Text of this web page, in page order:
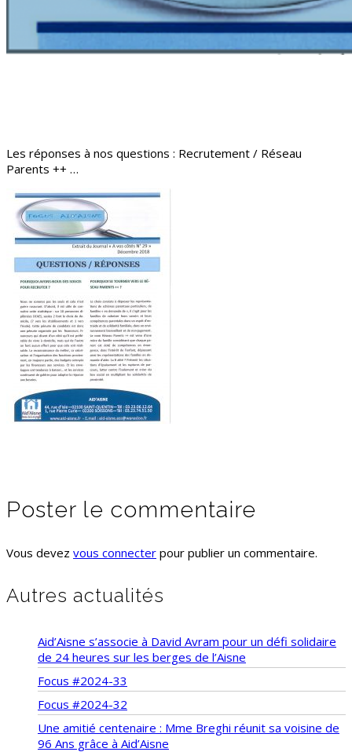
Les réponses à nos questions : Recrutement / Réseau
Parents ++ …
Poster le commentaire
Vous devez vous connecter pour publier un commentaire.
Autres actualités
Aid’Aisne s’associe à David Avram pour un défi solidaire
de 24 heures sur les berges de l’Aisne
Focus #2024-33
Focus #2024-32
Une amitié centenaire : Mme Breghi réunit sa voisine de
96 Ans grâce à Aid’Aisne